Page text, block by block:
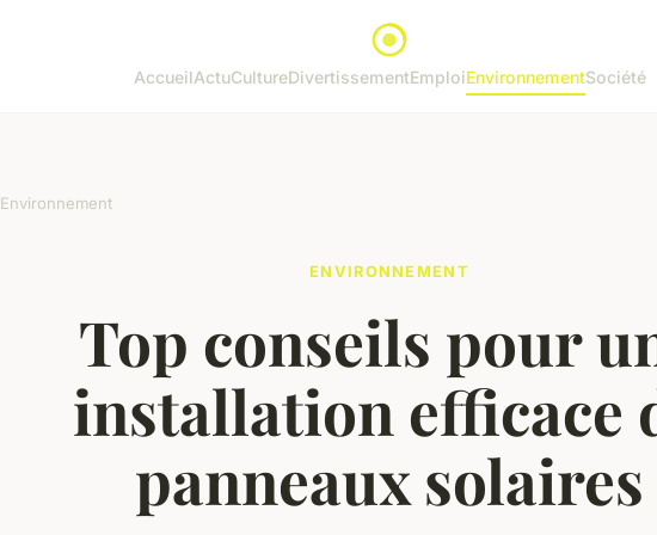
AccueilActuCultureDivertissementEmploiEnvironnementSociété
Environnement
ENVIRONNEMENT
Top conseils pour
installation efficace
panneaux solaires